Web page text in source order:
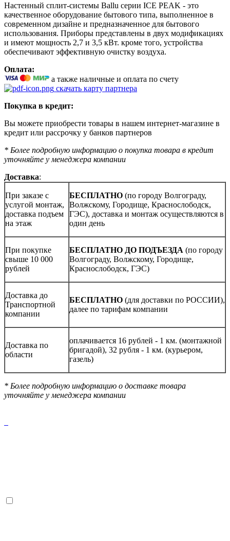
Настенный сплит-системы Ballu серии ICE PEAK - это
качественное оборудование бытового типа, выполненное в
современном дизайне и предназначенное для бытового
использования. Приборы представлены в двух модификациях
и имеют мощность 2,7 и 3,5 кВт. кроме того, устройства
обеспечивают эффективную очистку воздуха.
Оплата:
а также наличные и оплата по счету
скачать карту партнера
Покупка в кредит:
Вы можете приобрести товары в нашем интернет-магазине в
кредит или рассрочку у банков партнеров
* Более подробную информацию о покупка товара в кредит
уточняйте у менеджера компании
Доставка:
При заказе с
услугой монтаж,
доставка подъем
на этаж
БЕСПЛАТНО (по городу Волгограду,
Волжскому, Городище, Краснослободск,
ГЭС), доставка и монтаж осуществляются в
один день
При покупке
свыше 10 000
рублей
БЕСПЛАТНО ДО ПОДЪЕЗДА (по городу
Волгограду, Волжскому, Городище,
Краснослободск, ГЭС)
Доставка до
Транспортной
компании
БЕСПЛАТНО (для доставки по РОССИИ),
далее по тарифам компании
Доставка по
области
оплачивается 16 рублей - 1 км. (монтажной
бригадой), 32 рубля - 1 км. (курьером,
газель)
* Более подробную информацию о доставке товара
уточняйте у менеджера компании